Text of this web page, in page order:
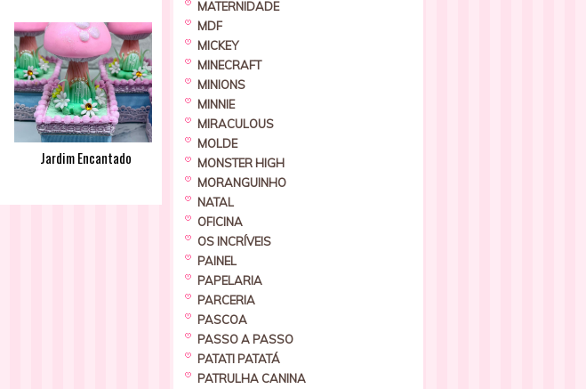
Jardim Encantado
MATERNIDADE
MDF
MICKEY
MINECRAFT
MINIONS
MINNIE
MIRACULOUS
MOLDE
MONSTER HIGH
MORANGUINHO
NATAL
OFICINA
OS INCRÍVEIS
PAINEL
PAPELARIA
PARCERIA
PASCOA
PASSO A PASSO
PATATI PATATÁ
PATRULHA CANINA